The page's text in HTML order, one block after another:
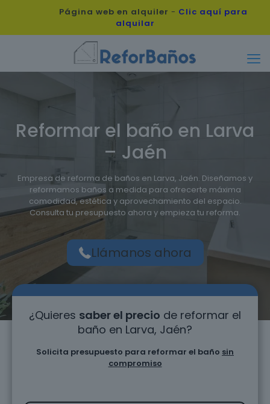
Página web en alquiler - Clic aquí para
alquilar
Reformar el baño en Larva
– Jaén
Empresa de reforma de baños en Larva, Jaén. Diseñamos y
reformamos baños a medida para ofrecerte máxima
comodidad, estética y aprovechamiento del espacio.
Consulta tu presupuesto ahora y empieza tu reforma.
Llámanos ahora
¿Quieres saber el precio de reformar el
baño en Larva, Jaén?
Solicita presupuesto para reformar el baño sin
compromiso